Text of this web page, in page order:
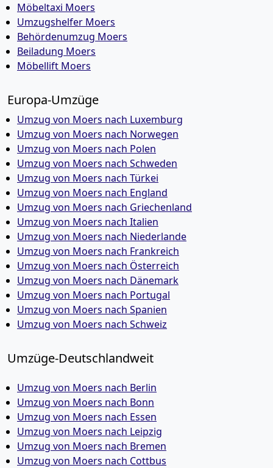
Möbeltaxi Moers
Umzugshelfer Moers
Behördenumzug Moers
Beiladung Moers
Möbellift Moers
Europa-Umzüge
Umzug von Moers nach Luxemburg
Umzug von Moers nach Norwegen
Umzug von Moers nach Polen
Umzug von Moers nach Schweden
Umzug von Moers nach Türkei
Umzug von Moers nach England
Umzug von Moers nach Griechenland
Umzug von Moers nach Italien
Umzug von Moers nach Niederlande
Umzug von Moers nach Frankreich
Umzug von Moers nach Österreich
Umzug von Moers nach Dänemark
Umzug von Moers nach Portugal
Umzug von Moers nach Spanien
Umzug von Moers nach Schweiz
Umzüge-Deutschlandweit
Umzug von Moers nach Berlin
Umzug von Moers nach Bonn
Umzug von Moers nach Essen
Umzug von Moers nach Leipzig
Umzug von Moers nach Bremen
Umzug von Moers nach Cottbus